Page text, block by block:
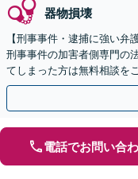
器物損壊
【刑事事件・逮捕に強い弁
刑事事件の加害者側専門の
てしまった方は無料相談を
対応】【弁護士待機中/当日
電話でお問い合